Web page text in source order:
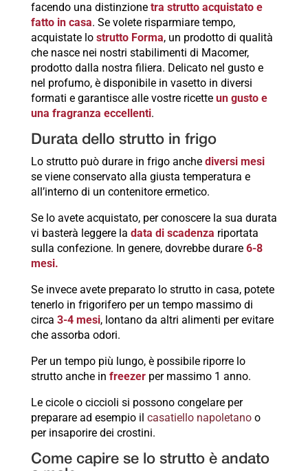
facendo una distinzionetra strutto acquistato e
fatto in casa. Se volete risparmiare tempo,
acquistate lostrutto Forma, un prodotto di qualità
che nasce nei nostri stabilimenti di Macomer,
prodotto dalla nostra filiera. Delicato nel gusto e
nel profumo, è disponibile in vasetto in diversi
formati e garantisce alle vostre ricette un gusto e
una fragranza eccellenti.
Durata dello strutto in frigo
Lo strutto può durare in frigo anche diversi mesi
se viene conservato alla giusta temperatura e
all’interno di un contenitore ermetico.
Se lo avete acquistato, per conoscere la sua durata
vi basterà leggere la data di scadenza riportata
sulla confezione. In genere, dovrebbe durare 6-8
mesi.
Se invece avete preparato lo strutto in casa, potete
tenerlo in frigorifero per un tempo massimo di
circa 3-4 mesi, lontano da altri alimenti per evitare
che assorba odori.
Per un tempo più lungo, è possibile riporre lo
strutto anche in freezerper massimo 1 anno.
Le cicole o ciccioli si possono congelare per
preparare ad esempio il casatiello napoletanoo
per insaporire dei crostini.
Come capire se lo strutto è andato